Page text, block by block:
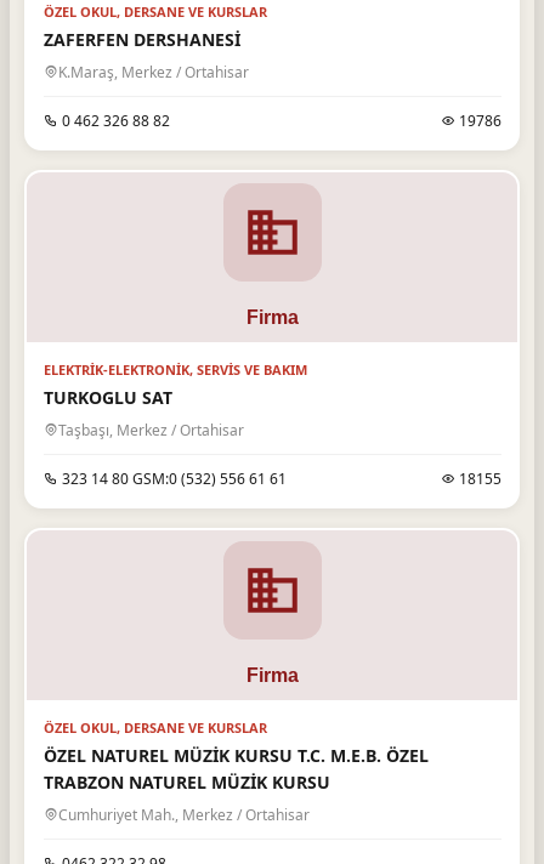
ÖZEL OKUL, DERSANE VE KURSLAR
ZAFERFEN DERSHANESİ
K.Maraş, Merkez / Ortahisar
0 462 326 88 82 19786
ELEKTRIK-ELEKTRONIK, SERVIS VE BAKIM
TURKOGLU SAT
Taşbaşı, Merkez / Ortahisar
323 14 80 GSM:0 (532) 556 61 61 18155
ÖZEL OKUL, DERSANE VE KURSLAR
ÖZEL NATUREL MÜZİK KURSU T.C. M.E.B. ÖZEL
TRABZON NATUREL MÜZİK KURSU
Cumhuriyet Mah., Merkez / Ortahisar